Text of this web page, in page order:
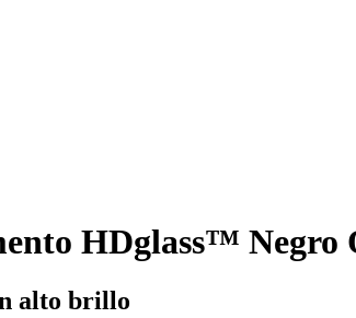
HDglass™ Negro
alto brillo